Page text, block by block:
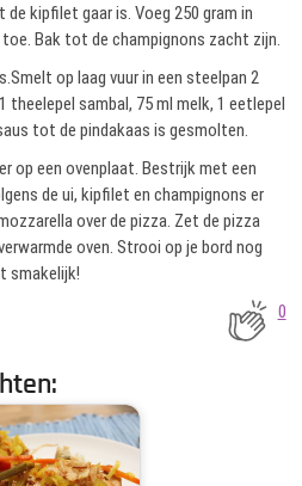
kipfilet gaar is. Voeg 250 gram in
Bak tot de champignons zacht zijn.
op laag vuur in een steelpan 2
sambal, 75 ml melk, 1 eetlepel
tot de pindakaas is gesmolten.
op een ovenplaat. Bestrijk met een
de ui, kipfilet en champignons er
over de pizza. Zet de pizza
oven. Strooi op je bord nog
smakelijk!
0